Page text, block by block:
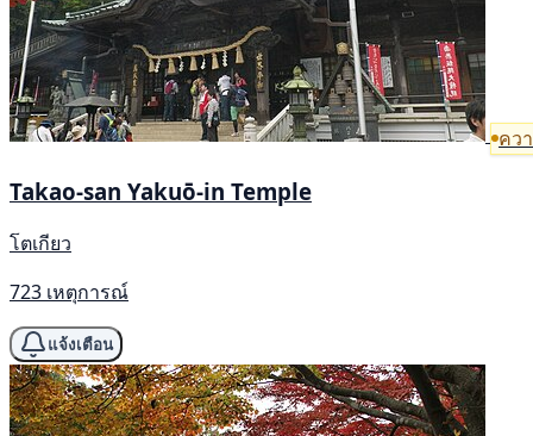
คว
Takao-san Yakuō-in Temple
โตเกียว
723 เหตุการณ์
แจ้งเตือน